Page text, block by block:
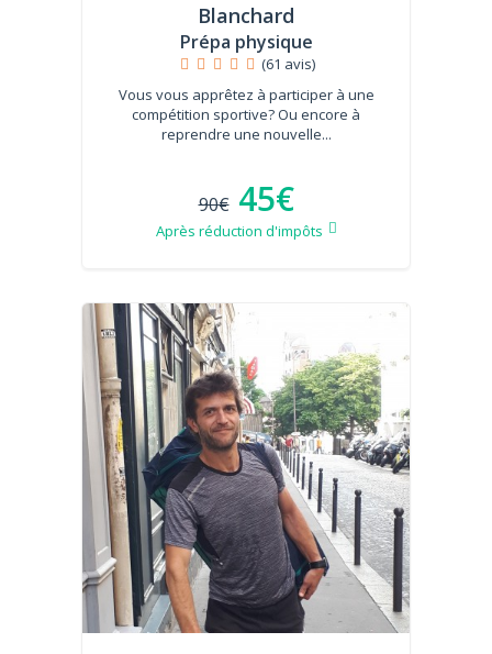
Blanchard
Prépa physique
(61 avis)
Vous vous apprêtez à participer à une
compétition sportive? Ou encore à
reprendre une nouvelle...
90€ 45€
Après réduction d'impôts